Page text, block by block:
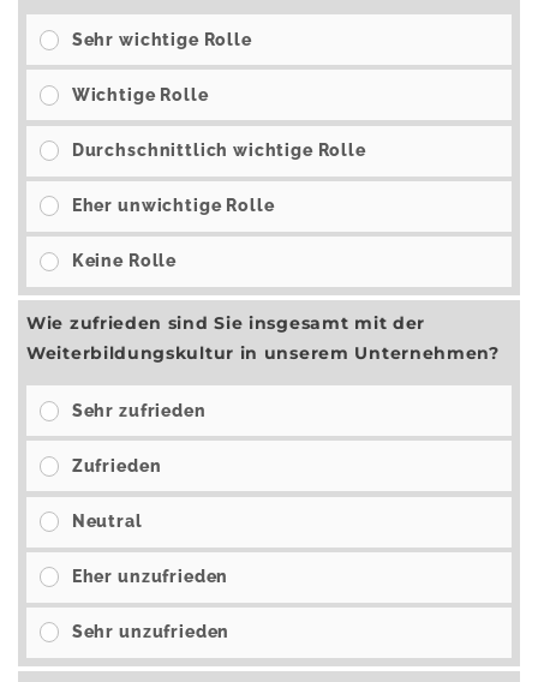
Sehr wichtige Rolle
Wichtige Rolle
Durchschnittlich wichtige Rolle
Eher unwichtige Rolle
Keine Rolle
Wie zufrieden sind Sie insgesamt mit der
Weiterbildungskultur in unserem Unternehmen?
Sehr zufrieden
Zufrieden
Neutral
Eher unzufrieden
Sehr unzufrieden